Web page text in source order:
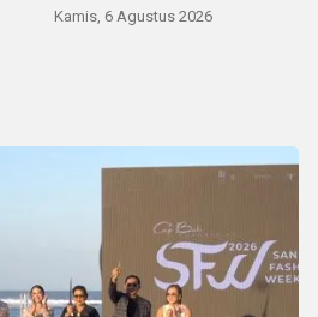
Kamis, 6 Agustus 2026